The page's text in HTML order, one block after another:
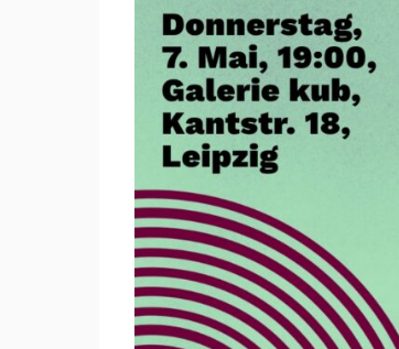
Mikroapartment-
Explosion
Connewitz